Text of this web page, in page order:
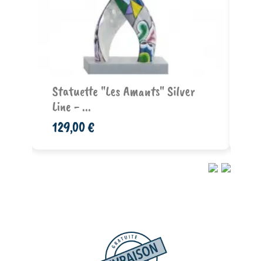
Statuette "Les Amants" Silver
Line - ...
129,00 €